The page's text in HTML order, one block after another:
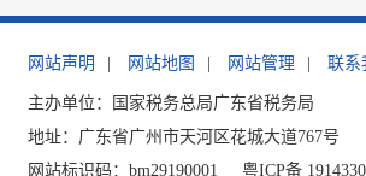
网站声明 网站地图 网站管理 联系
主办单位：国家税务总局广东省税务局
地址：广东省广州市天河区花城大道767号
网站标识码：bm29190001
粤ICP备